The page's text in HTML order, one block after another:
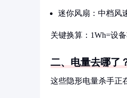
迷你风扇：中档风
关键换算：1Wh=设
二、电量去哪了
这些隐形电量杀手正